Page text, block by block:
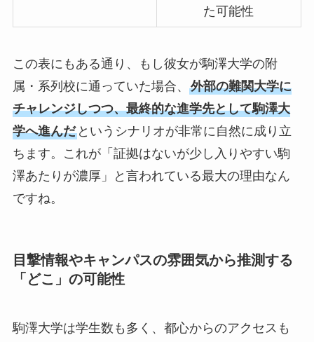
た可能性
この表にもある通り、もし彼女が駒澤大学の附
属・系列校に通っていた場合、 外部の難関大学に
チャレンジしつつ、最終的な進学先として駒澤大
学へ進んだというシナリオが非常に自然に成り立
ちます。これが「証拠はないが少し入りやすい駒
澤あたりが濃厚」と言われている最大の理由なん
ですね。
目撃情報やキャンパスの雰囲気から推測する
「どこ」の可能性
駒澤大学は学生数も多く、都心からのアクセスも